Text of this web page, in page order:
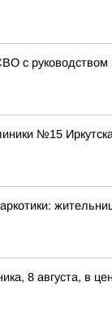
с
№15
8 августа, в